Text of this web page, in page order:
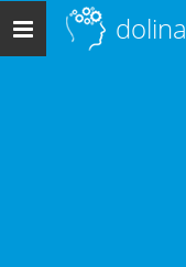
Menu
główne
dolina